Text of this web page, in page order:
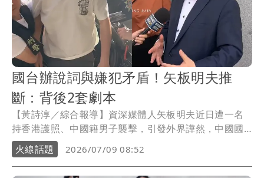
國台辦說詞與嫌犯矛盾！矢板明夫推
斷：背後2套劇本
【黃詩淳／綜合報導】資深媒體人矢板明夫近日遭一名
持香港護照、中國籍男子襲擊，引發外界譁然，中國國
台辦8日做出回應，稱嫌犯是出於義憤才做出相關舉動，
並指只是偶然發生的「普通治安類個案」，對此，矢板
明夫推斷，這場鬧劇背後其實只有兩個劇本。
火線話題 2026/07/09 08:52